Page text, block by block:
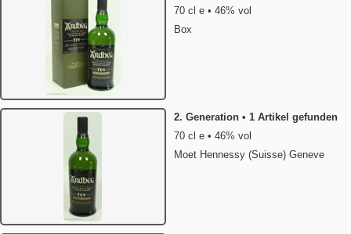
70 cl e • 46% vol
Box
2. Generation • 1 Artikel gefunden
70 cl e • 46% vol
Moet Hennessy (Suisse) Geneve